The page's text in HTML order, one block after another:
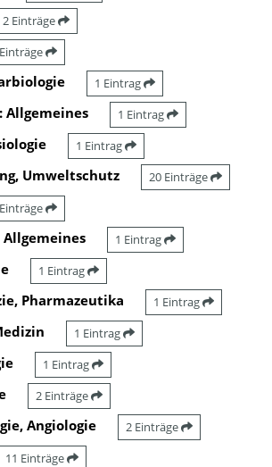
2 Einträge
1 Eintrag
Allgemeines 1 Eintrag
1 Eintrag
Umweltschutz 20 Einträge
1 Eintrag
1 Eintrag
Pharmazeutika 1 Eintrag
1 Eintrag
1 Eintrag
2 Einträge
Angiologie 2 Einträge
11 Einträge